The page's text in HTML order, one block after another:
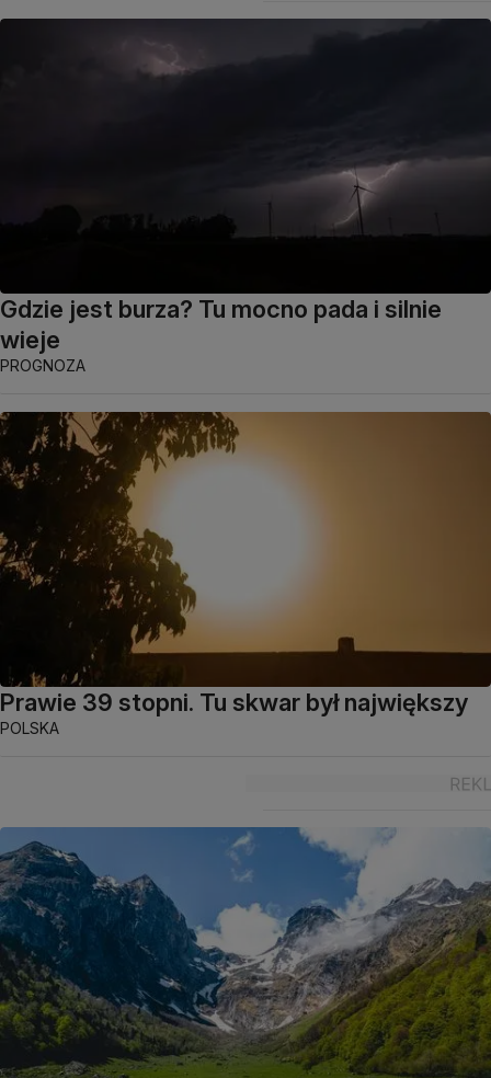
Gdzie jest burza? Tu mocno pada i silnie
wieje
PROGNOZA
Prawie 39 stopni. Tu skwar był największy
POLSKA